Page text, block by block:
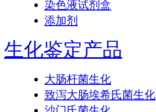
染色液试剂盒
添加剂
生化鉴定产品
大肠杆菌生化
致泻大肠埃希氏菌生化